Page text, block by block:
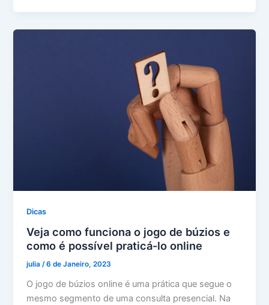
Dicas
Veja como funciona o jogo de búzios e
como é possível praticá-lo online
julia/6 de Janeiro, 2023
O jogo de búzios online é uma prática que segue o
mesmo segmento de uma consulta presencial. Na